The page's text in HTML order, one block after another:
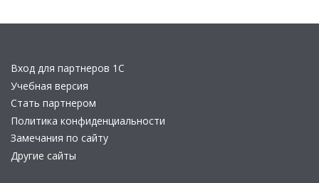
Вход для партнеров 1С
Учебная версия
Стать партнером
Политика конфиденциальности
Замечания по сайту
Другие сайты